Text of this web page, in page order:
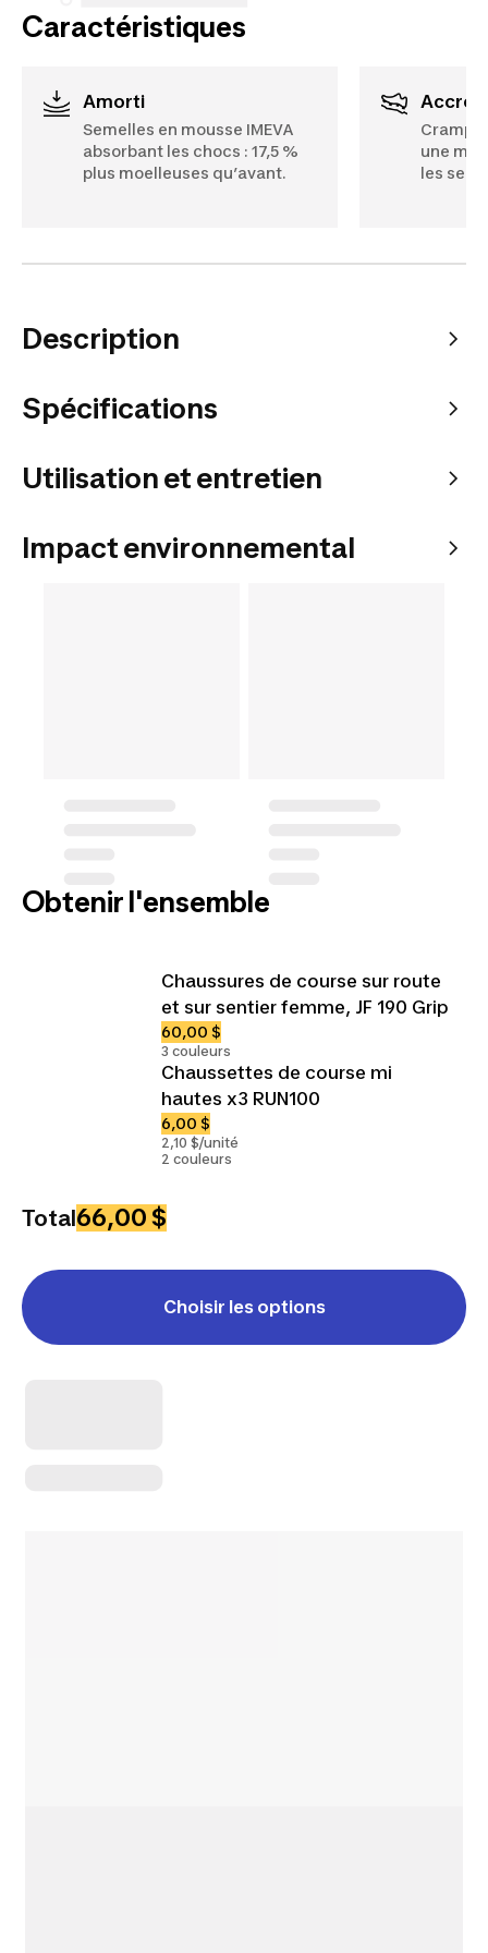
Caractéristiques
Amorti
Semelles en mousse IMEVA
absorbant les chocs : 17,5 %
plus moelleuses qu’avant.
une
les
Description
Spécifications
Utilisation et entretien
Impact environnemental
Obtenir l'ensemble
Chaussures de course sur route
et sur sentier femme, JF 190 Grip
60,00 $
3 couleurs
Chaussettes de course mi
hautes x3 RUN100
6,00 $
2,10 $/unité
2 couleurs
Total66,00 $
Choisir les options